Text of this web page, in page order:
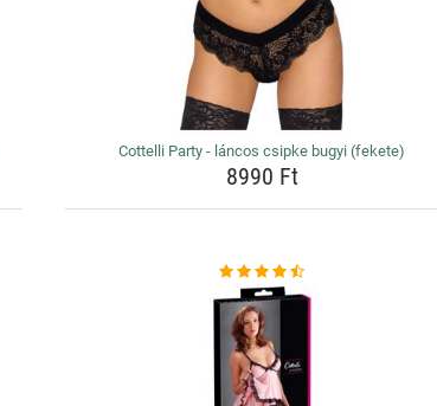
Cottelli Party - láncos csipke bugyi (fekete)
8990 Ft